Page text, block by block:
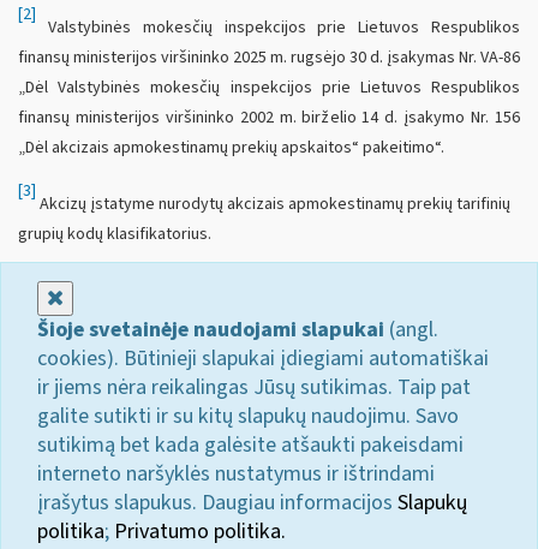
[2]
Valstybinės mokesčių inspekcijos prie Lietuvos Respublikos
finansų ministerijos viršininko 2025 m. rugsėjo 30 d. įsakymas Nr. VA-86
„Dėl Valstybinės mokesčių inspekcijos prie Lietuvos Respublikos
finansų ministerijos viršininko 2002 m. birželio 14 d. įsakymo Nr. 156
„Dėl akcizais apmokestinamų prekių apskaitos“ pakeitimo“.
[3]
Akcizų įstatyme nurodytų akcizais apmokestinamų prekių tarifinių
grupių kodų klasifikatorius.
Šioje svetainėje naudojami slapukai (angl.
cookies). Būtinieji slapukai įdiegiami automatiškai
ir jiems nėra reikalingas Jūsų sutikimas. Taip pat
galite sutikti ir su kitų slapukų naudojimu. Savo
sutikimą bet kada galėsite atšaukti pakeisdami
interneto naršyklės nustatymus ir ištrindami
įrašytus slapukus. Daugiau informacijos Slapukų
politika; Privatumo politika.